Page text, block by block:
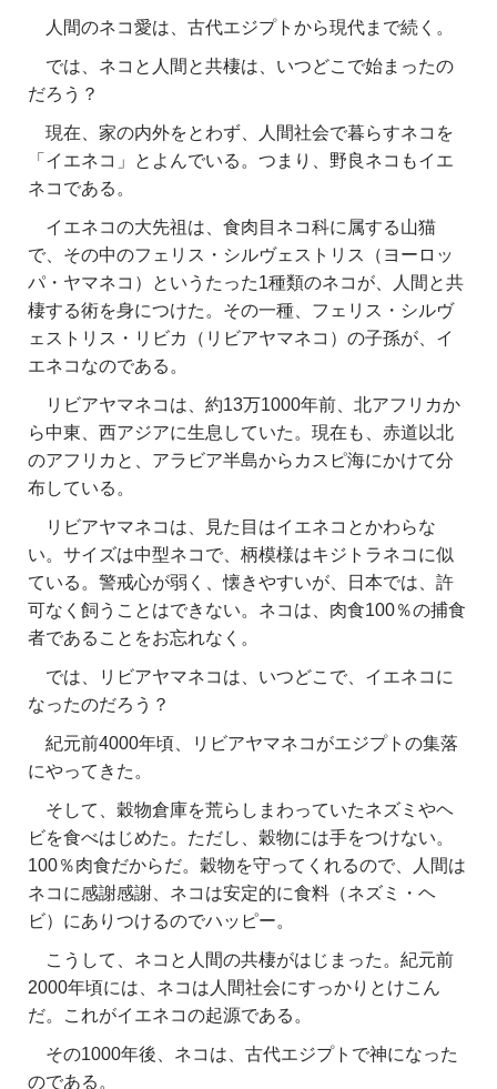
人間のネコ愛は、古代エジプトから現代まで続く。
では、ネコと人間と共棲は、いつどこで始まったの
だろう？
現在、家の内外をとわず、人間社会で暮らすネコを
「イエネコ」とよんでいる。つまり、野良ネコもイエ
ネコである。
イエネコの大先祖は、食肉目ネコ科に属する山猫
で、その中のフェリス・シルヴェストリス（ヨーロッ
パ・ヤマネコ）というたった1種類のネコが、人間と共
棲する術を身につけた。その一種、フェリス・シルヴ
ェストリス・リビカ（リビアヤマネコ）の子孫が、イ
エネコなのである。
リビアヤマネコは、約13万1000年前、北アフリカか
ら中東、西アジアに生息していた。現在も、赤道以北
のアフリカと、アラビア半島からカスピ海にかけて分
布している。
リビアヤマネコは、見た目はイエネコとかわらな
い。サイズは中型ネコで、柄模様はキジトラネコに似
ている。警戒心が弱く、懐きやすいが、日本では、許
可なく飼うことはできない。ネコは、肉食100％の捕食
者であることをお忘れなく。
では、リビアヤマネコは、いつどこで、イエネコに
なったのだろう？
紀元前4000年頃、
リビアヤマネコがエジプトの集落
にやってきた。
そして、 穀物倉庫を荒らしまわっていたネズミやヘ
ビを食べはじめた。ただし、穀物には手をつけない。
100％肉食だからだ。穀物を守ってくれるので、人間は
ネコに感謝感謝、ネコは安定的に食料（ネズミ・ヘ
ビ）にありつけるのでハッピー。
こうして、ネコと人間の共棲がはじまった。紀元前
2000年頃には、 ネコは人間社会にすっかりとけこん
だ。これがイエネコの起源である。
その1000年後、ネコは、古代エジプトで神になった
のである。